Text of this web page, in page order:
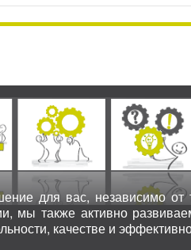
для вас, независимо
мы также активно
качестве и